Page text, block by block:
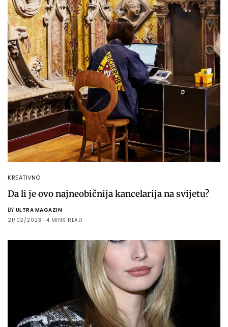
KREATIVNO
Da li je ovo najneobičnija kancelarija na svijetu?
BY ULTRA MAGAZIN
21/02/2023
4 MINS READ